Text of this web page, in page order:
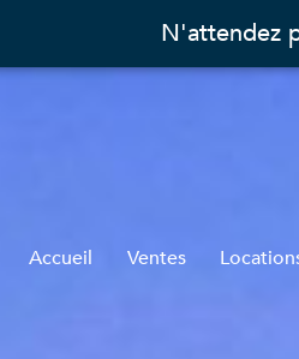
N'attendez
Accueil Ventes